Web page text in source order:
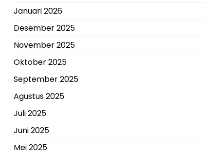
Januari 2026
Desember 2025
November 2025
Oktober 2025
September 2025
Agustus 2025
Juli 2025
Juni 2025
Mei 2025